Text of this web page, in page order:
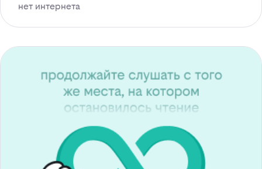
нет интернета